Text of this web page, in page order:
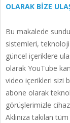
OLARAK BİZE
Bu makalede
sistemleri, teknoloji
güncel içeriklere
olarak YouTube
video içerikleri sizi
abone olarak
görüşlerimizle
Aklınıza takılan